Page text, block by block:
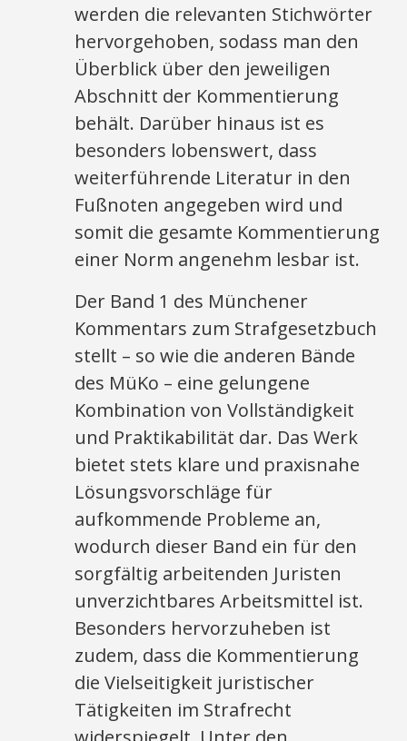
werden die relevanten Stichwörter
hervorgehoben, sodass man den
Überblick über den jeweiligen
Abschnitt der Kommentierung
behält. Darüber hinaus ist es
besonders lobenswert, dass
weiterführende Literatur in den
Fußnoten angegeben wird und
somit die gesamte Kommentierung
einer Norm angenehm lesbar ist.
Der Band 1 des Münchener
Kommentars zum Strafgesetzbuch
stellt – so wie die anderen Bände
des MüKo – eine gelungene
Kombination von Vollständigkeit
und Praktikabilität dar. Das Werk
bietet stets klare und praxisnahe
Lösungsvorschläge für
aufkommende Probleme an,
wodurch dieser Band ein für den
sorgfältig arbeitenden Juristen
unverzichtbares Arbeitsmittel ist.
Besonders hervorzuheben ist
zudem, dass die Kommentierung
die Vielseitigkeit juristischer
Tätigkeiten im Strafrecht